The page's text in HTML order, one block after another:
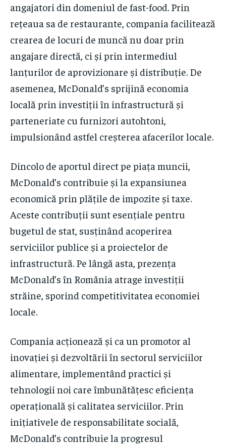
angajatori din domeniul de fast-food. Prin
rețeaua sa de restaurante, compania facilitează
crearea de locuri de muncă nu doar prin
angajare directă, ci și prin intermediul
lanțurilor de aprovizionare și distribuție. De
asemenea, McDonald’s sprijină economia
locală prin investiții în infrastructură și
parteneriate cu furnizori autohtoni,
impulsionând astfel creșterea afacerilor locale.
Dincolo de aportul direct pe piața muncii,
McDonald’s contribuie și la expansiunea
economică prin plățile de impozite și taxe.
Aceste contribuții sunt esențiale pentru
bugetul de stat, susținând acoperirea
serviciilor publice și a proiectelor de
infrastructură. Pe lângă asta, prezența
McDonald’s în România atrage investiții
străine, sporind competitivitatea economiei
locale.
Compania acționează și ca un promotor al
inovației și dezvoltării în sectorul serviciilor
alimentare, implementând practici și
tehnologii noi care îmbunătățesc eficiența
operațională și calitatea serviciilor. Prin
inițiativele de responsabilitate socială,
McDonald’s contribuie la progresul